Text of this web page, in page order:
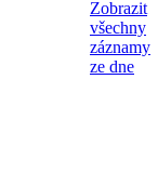
Zobrazit
všechny
záznamy
ze dne